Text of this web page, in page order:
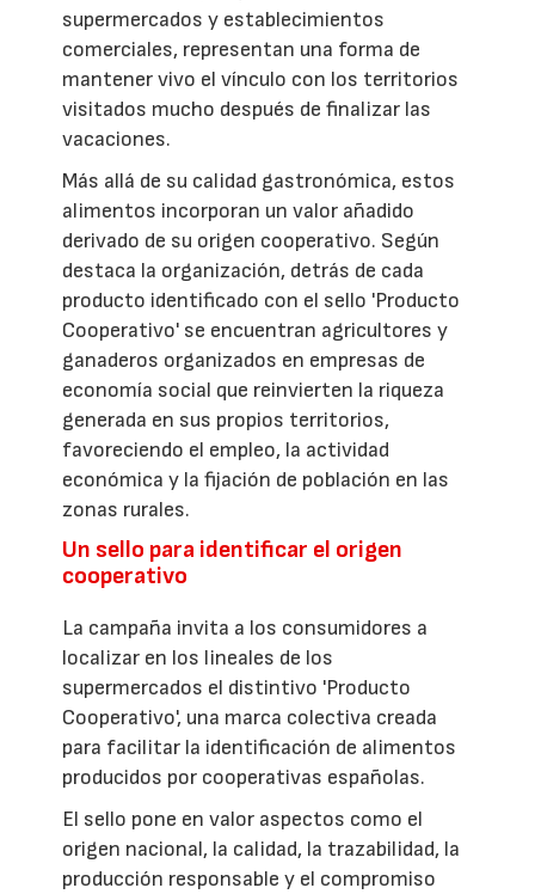
supermercados y establecimientos
comerciales, representan una forma de
mantener vivo el vínculo con los territorios
visitados mucho después de finalizar las
vacaciones.
Más allá de su calidad gastronómica, estos
alimentos incorporan un valor añadido
derivado de su origen cooperativo. Según
destaca la organización, detrás de cada
producto identificado con el sello 'Producto
Cooperativo' se encuentran agricultores y
ganaderos organizados en empresas de
economía social que reinvierten la riqueza
generada en sus propios territorios,
favoreciendo el empleo, la actividad
económica y la fijación de población en las
zonas rurales.
Un sello para identificar el origen
cooperativo
La campaña invita a los consumidores a
localizar en los lineales de los
supermercados el distintivo 'Producto
Cooperativo', una marca colectiva creada
para facilitar la identificación de alimentos
producidos por cooperativas españolas.
El sello pone en valor aspectos como el
origen nacional, la calidad, la trazabilidad, la
producción responsable y el compromiso